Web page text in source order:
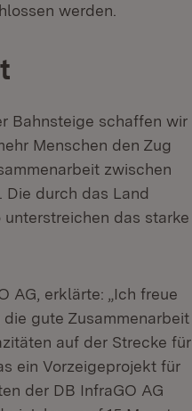
werden.
Bahnsteige schaffen wir
Menschen den Zug
zwischen
Fenster)
Die durch das Land
das starke
AG, erklärte: „Ich freue
gute Zusammenarbeit
auf der Strecke für
ein Vorzeigeprojekt für
der DB InfraGO AG